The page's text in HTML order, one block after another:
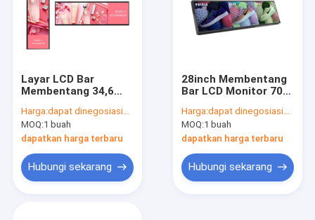
Layar LCD Bar
Membentang 34,6
Lebar TFT 1920X162
Harga:dapat dinegosiasikan
MOQ:1 buah
dapatkan harga terbaru
Hubungi sekarang
28inch Membentang
Bar LCD Monitor 700
1920x578
Harga:dapat dinegosiasikan
MOQ:1 buah
dapatkan harga terbaru
Hubungi sekarang